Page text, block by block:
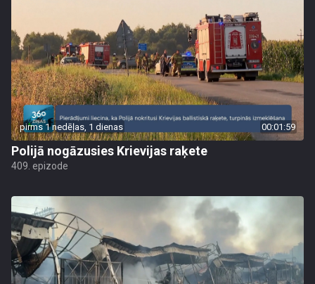
pirms 1 nedēļas, 1 dienas 00:01:59
Polijā nogāzusies Krievijas raķete
409. epizode